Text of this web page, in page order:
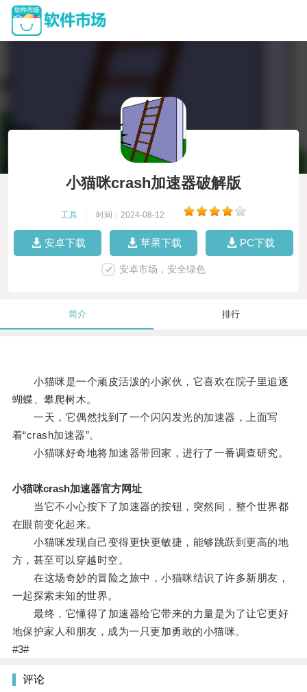
小猫咪crash加速器破解版
工具 时间：2024-08-12
安卓下载 苹果下载 PC下载
安卓市场，安全绿色
简介 排行
小猫咪是一个顽皮活泼的小家伙，它喜欢在院子里追逐
蝴蝶、攀爬树木。
一天，它偶然找到了一个闪闪发光的加速器，上面写
着“crash加速器”。
小猫咪好奇地将加速器带回家，进行了一番调查研究。
小猫咪crash加速器官方网址
当它不小心按下了加速器的按钮，突然间，整个世界都
在眼前变化起来。
小猫咪发现自己变得更快更敏捷，能够跳跃到更高的地
方，甚至可以穿越时空。
在这场奇妙的冒险之旅中，小猫咪结识了许多新朋友，
一起探索未知的世界。
最终，它懂得了加速器给它带来的力量是为了让它更好
地保护家人和朋友，成为一只更加勇敢的小猫咪。
#3#
评论